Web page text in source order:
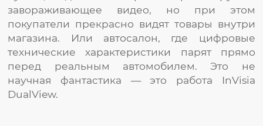
завораживающее видео, но при этом
покупатели прекрасно видят товары внутри
магазина. Или автосалон, где цифровые
технические характеристики парят прямо
перед реальным автомобилем. Это не
научная фантастика — это работа InVisia
DualView.